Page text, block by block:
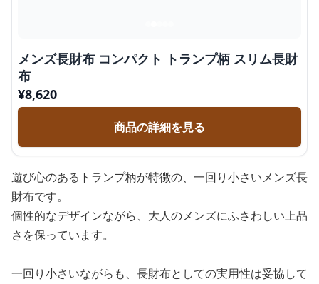
メンズ長財布 コンパクト トランプ柄 スリム長財
布
¥8,620
商品の詳細を見る
遊び心のあるトランプ柄が特徴の、一回り小さいメンズ長
財布です。
個性的なデザインながら、大人のメンズにふさわしい上品
さを保っています。
一回り小さいながらも、長財布としての実用性は妥協して